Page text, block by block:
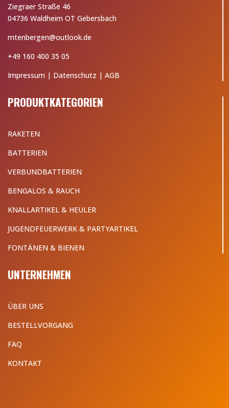
Ziegraer Straße 46
04736 Waldheim OT Gebersbach
mtenbergen@outlook.de
+49 160 400 35 05
Impressum | Datenschutz |AGB
PRODUKTKATEGORIEN
RAKETEN
BATTERIEN
VERBUNDBATTERIEN
BENGALOS & RAUCH
KNALLARTIKEL & HEULER
JUGENDFEUERWERK & PARTYARTIKEL
FONTÄNEN & BIENEN
UNTERNEHMEN
ÜBER UNS
BESTELLVORGANG
FAQ
KONTAKT